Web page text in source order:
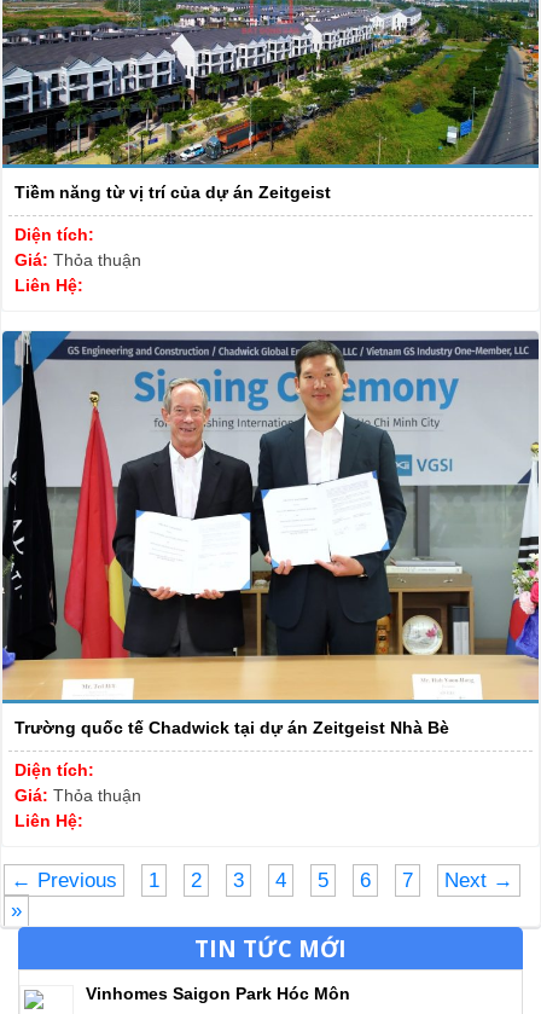
Tiềm năng từ vị trí của dự án Zeitgeist
Diện tích:
Giá: Thỏa thuận
Liên Hệ:
Trường quốc tế Chadwick tại dự án Zeitgeist Nhà Bè
Diện tích:
Giá: Thỏa thuận
Liên Hệ:
← Previous 1 2 3 4 5 6 7
Next →
»
TIN TỨC MỚI
Vinhomes Saigon Park Hóc Môn